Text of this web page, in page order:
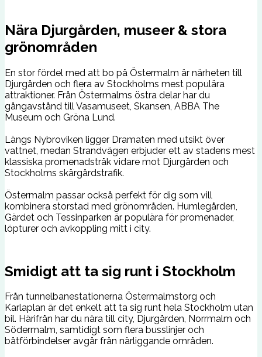
Nära Djurgården, museer & stora
grönområden
En stor fördel med att bo på Östermalm är närheten till
Djurgården och flera av Stockholms mest populära
attraktioner. Från Östermalms östra delar har du
gångavstånd till Vasamuseet, Skansen, ABBA The
Museum och Gröna Lund.
Längs Nybroviken ligger Dramaten med utsikt över
vattnet, medan Strandvägen erbjuder ett av stadens mest
klassiska promenadstråk vidare mot Djurgården och
Stockholms skärgårdstrafik.
Östermalm passar också perfekt för dig som vill
kombinera storstad med grönområden. Humlegården,
Gärdet och Tessinparken är populära för promenader,
löpturer och avkoppling mitt i city.
Smidigt att ta sig runt i Stockholm
Från tunnelbanestationerna Östermalmstorg och
Karlaplan är det enkelt att ta sig runt hela Stockholm utan
bil. Härifrån har du nära till city, Djurgården, Norrmalm och
Södermalm, samtidigt som flera busslinjer och
båtförbindelser avgår från närliggande områden.